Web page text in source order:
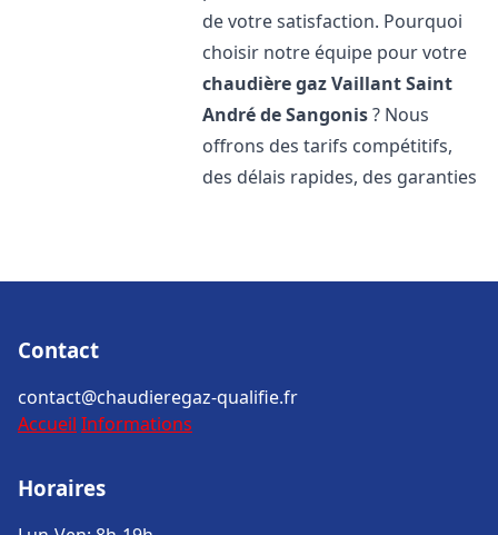
de votre satisfaction. Pourquoi
choisir notre équipe pour votre
chaudière gaz VaillantSaint
André de Sangonis? Nous
offrons des tarifs compétitifs,
des délais rapides, des garanties
Contact
contact@chaudieregaz-qualifie.fr
Accueil Informations
Horaires